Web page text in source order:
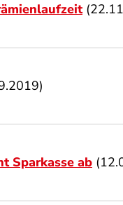
Sparkasse ab